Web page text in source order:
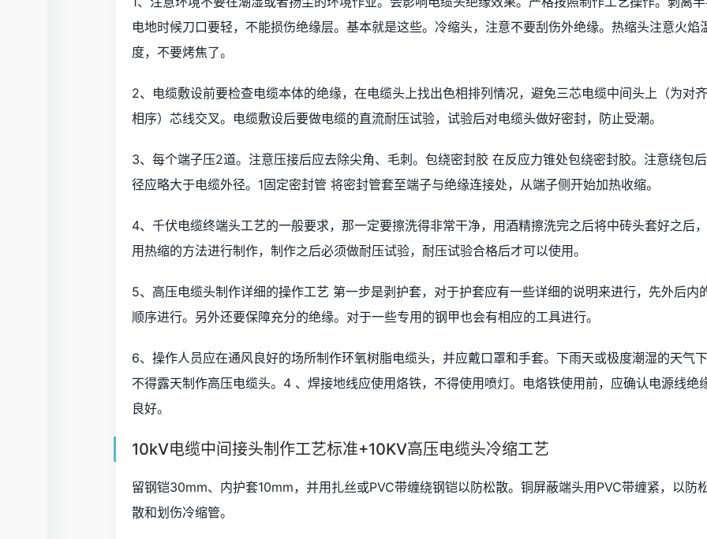
电地时候刀口要轻，不能损伤绝缘层。基本就是这些。冷缩头，注意不要刮伤外绝缘。热缩头注意火焰
度，不要烤焦了。
2、电缆敷设前要检查电缆本体的绝缘，在电缆头上找出色相排列情况，避免三芯电缆中间头上（为对齐
相序）芯线交叉。电缆敷设后要做电缆的直流耐压试验，试验后对电缆头做好密封，防止受潮。
3、每个端子压2道。注意压接后应去除尖角、毛刺。包绕密封胶 在反应力锥处包绕密封胶。注意绕包
径应略大于电缆外径。1固定密封管 将密封管套至端子与绝缘连接处，从端子侧开始加热收缩。
4、千伏电缆终端头工艺的一般要求，那一定要擦洗得非常干净，用酒精擦洗完之后将中砖头套好之后，
用热缩的方法进行制作，制作之后必须做耐压试验，耐压试验合格后才可以使用。
5、高压电缆头制作详细的操作工艺 第一步是剥护套，对于护套应有一些详细的说明来进行，先外后内
顺序进行。另外还要保障充分的绝缘。对于一些专用的钢甲也会有相应的工具进行。
6、操作人员应在通风良好的场所制作环氧树脂电缆头，并应戴口罩和手套。下雨天或极度潮湿的天气下
不得露天制作高压电缆头。4 、焊接地线应使用烙铁，不得使用喷灯。电烙铁使用前，应确认电源线绝
良好。
10kV电缆中间接头制作工艺标准+10KV高压电缆头冷缩工艺
留钢铠30mm、内护套10mm，并用扎丝或PVC带缠绕钢铠以防松散。铜屏蔽端头用PVC带缠紧，以防
散和划伤冷缩管。